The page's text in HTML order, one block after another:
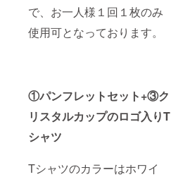
で、お一人様１回１枚のみ
使用可となっております。
①パンフレットセット+③ク
リスタルカップのロゴ入りT
シャツ
Tシャツのカラーはホワイ